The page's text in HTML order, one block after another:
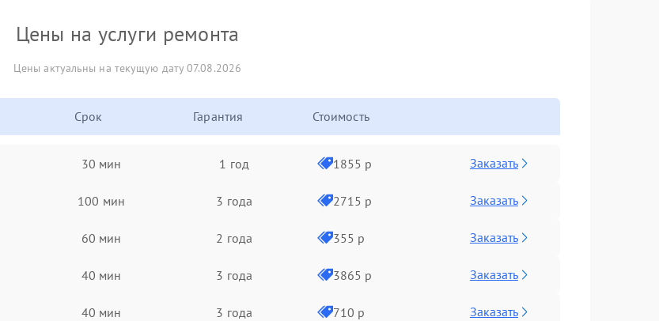
Цены на услуги ремонта
Цены актуальны на текущую дату 07.08.2026
Срок Гарантия Стоимость
30 мин 1 год 1855 р Заказать
100 мин 3 года 2715 р Заказать
60 мин 2 года 355 р Заказать
40 мин 3 года 3865 р Заказать
40 мин 3 года 710 р Заказать